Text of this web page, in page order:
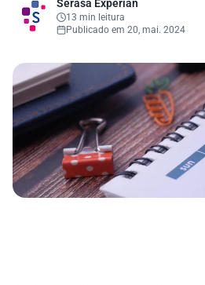
Serasa Experian
13 min leitura
Publicado em 20, mai. 2024